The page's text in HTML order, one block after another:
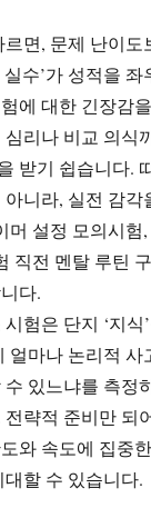
면, 문제 난이도
실수’가 성적을
에 대한 긴장감
리나 비교 의식
받기 쉽습니다.
니라, 실전 감각
머 설정 모의시험
직전 멘탈 루틴
다.
험은 단지 ‘지식
얼마나 논리적 사
있느냐를 측정
략적 준비만 되
와 속도에 집중
할 수 있습니다.